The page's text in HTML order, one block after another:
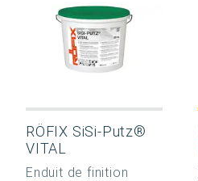
RÖFIX SiSi-Putz®
VITAL
Enduit de finition